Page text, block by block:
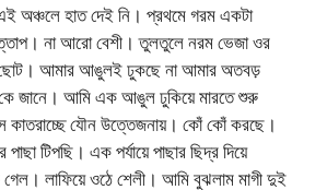
অঞ্চলে হাত দেই নি। প্রথমে গরম একটা
না আরো বেশী। তুলতুলে নরম ভেজা ওর
ছোট। আমার আঙুলই ঢুকছে না আমার অতবড়
জানে। আমি এক আঙুল ঢুকিয়ে মারতে শুরু
কাতরাচ্ছে যৌন উত্তেজনায়। কোঁ কোঁ করছে।
টিপছি। এক পর্যায়ে পাছার ছিদ্র দিয়ে
লাফিয়ে ওঠে শেলী। আমি বুঝলাম মাগী দুই